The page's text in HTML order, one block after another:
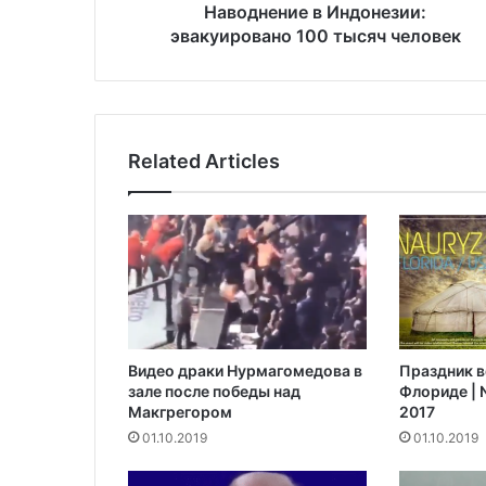
н
е
з
и
и
:
э
в
у
и
р
о
Наводнение в Индонезии:
эвакуировано 100 тысяч человек
Related Articles
Видео драки Нурмагомедова в
зале после победы над
Макгрегором‍
01.10.2019
Праздник
Флориде |
2017
01.10.2019